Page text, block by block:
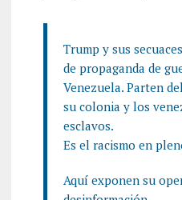
Trump y sus
de propaganda de
Venezuela. Parten
su colonia y los
esclavos.
Es el racismo en
Aquí exponen su